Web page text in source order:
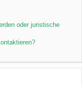
oder juristische